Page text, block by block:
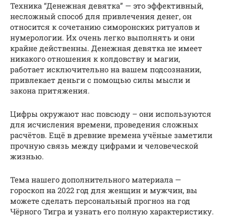
Техника “Денежная девятка” — это эффективный,
несложный способ для привлечения денег, он
относится к сочетанию симоронских ритуалов и
нумерологии. Их очень легко выполнять и они
крайне действенны. Денежная девятка не имеет
никакого отношения к колдовству и магии,
работает исключительно на вашем подсознании,
привлекает деньги с помощью силы мысли и
закона притяжения.
Цифры окружают нас повсюду – они используются
для исчисления времени, проведения сложных
расчётов. Ещё в древние времена учёные заметили
прочную связь между цифрами и человеческой
жизнью.
Тема нашего дополнительного материала —
гороскоп на 2022 год для женщин и мужчин, вы
можете сделать персональный прогноз на год
Чёрного Тигра и узнать его полную характеристику.